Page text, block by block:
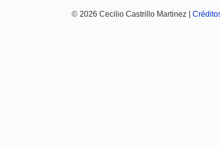
© 2026 Cecilio Castrillo Martinez |